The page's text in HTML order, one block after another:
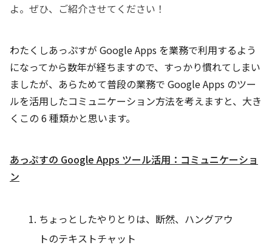
よ。 ぜひ、ご紹介させてください！
わたくしあっぷすが Google Apps を業務で利用するよう
になってから数年が経ちますので、すっかり慣れてしまい
ましたが、あらためて普段の業務で Google Apps のツー
ルを活用したコミュニケーション方法を考えますと、大き
くこの 6 種類かと思います。
あっぷすの Google Apps ツール活用：コミュニケーショ
ン
ちょっとしたやりとりは、断然、ハングアウ
トのテキストチャット